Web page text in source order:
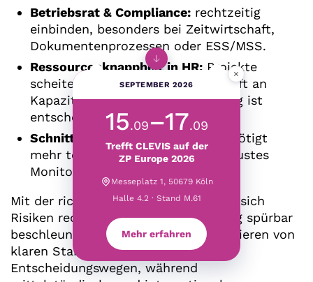
Betriebsrat & Compliance: rechtzeitig
einbinden, besonders bei Zeitwirtschaft,
Dokumentenprozessen oder ESS/MSS.
Ressourcenknappheit in HR: Projekte
scheitern selten technisch, aber oft an
Kapazitäten – realistische Planung ist
entscheidend.
Schnittstellen:
Best-of-Breed benötigt
mehr technische Klarheit und robustes
Monitoring.
Mit der richtigen Vorbereitung lassen sich
Risiken reduzieren und die Einführung spürbar
beschleunigen. Besonders KMU profitieren von
klaren Standards und kurzen
Entscheidungswegen, während
×
SEPTEMBER 2026
15.09–17.09
Trefft CLEVIS auf der
ZP Europe 2026
Messeplatz 1, 50679 Köln
Halle 4.2 · Stand M.61
Mehr erfahren